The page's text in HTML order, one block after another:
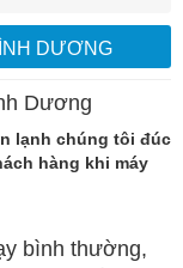
DƯƠNG
Dương
lạnh chúng tôi đúc
hàng khi máy
bình thường,